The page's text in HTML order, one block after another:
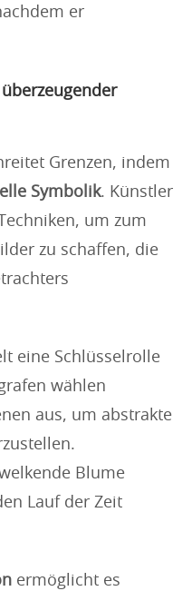
er
überzeugender
Grenzen, indem
Symbolik. Künstler
um zum
zu schaffen, die
eine Schlüsselrolle
wählen
aus, um abstrakte
Blume
Lauf der Zeit
ermöglicht es